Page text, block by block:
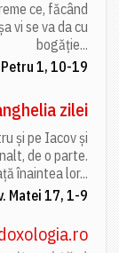
ce, făcând
vi se va da cu
bogăție...
1, 10-19
zilei
și pe Iacov și
de o parte.
înaintea lor...
Matei 17, 1-9